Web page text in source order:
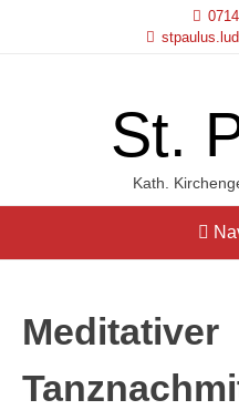
St.
Kath.
Meditativer